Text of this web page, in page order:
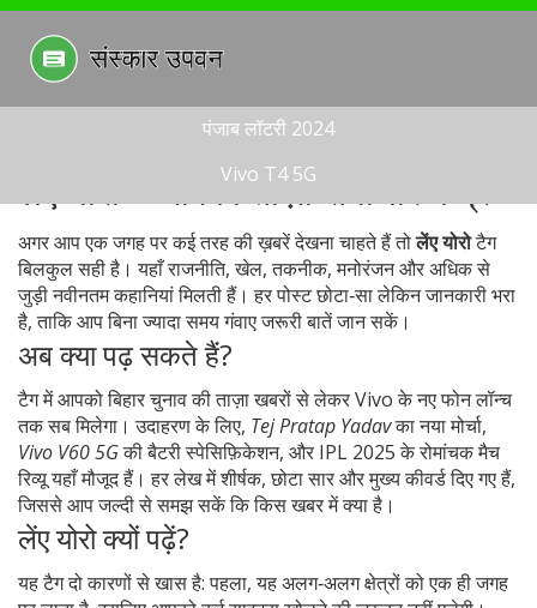
पंजाब लॉटरी 2024
Vivo T4 5G
लेंए योरो – आपका ताज़ा समाचार केंद्र
अगर आप एक जगह पर कई तरह की ख़बरें देखना चाहते हैं तोलेंए योरोटैग
बिलकुल सही है। यहाँ राजनीति, खेल, तकनीक, मनोरंजन और अधिक से
जुड़ी नवीनतम कहानियां मिलती हैं। हर पोस्ट छोटा‑सा लेकिन जानकारी भरा
है, ताकि आप बिना ज्यादा समय गंवाए जरूरी बातें जान सकें।
अब क्या पढ़ सकते हैं?
टैग में आपको बिहार चुनाव की ताज़ा खबरों से लेकर Vivo के नए फोन लॉन्च
तक सब मिलेगा। उदाहरण के लिए, Tej Pratap Yadavका नया मोर्चा,
Vivo V60 5Gकी बैटरी स्पेसिफ़िकेशन, और IPL 2025 के रोमांचक मैच
रिव्यू यहाँ मौजूद हैं। हर लेख में शीर्षक, छोटा सार और मुख्य कीवर्ड दिए गए हैं,
जिससे आप जल्दी से समझ सकें कि किस खबर में क्या है।
लेंए योरो क्यों पढ़ें?
यह टैग दो कारणों से खास है: पहला, यह अलग‑अलग क्षेत्रों को एक ही जगह